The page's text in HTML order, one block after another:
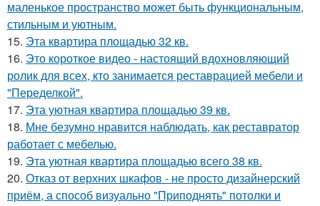
маленькое пространство может быть функциональным,
стильным и уютным.
15. Эта квартира площадью 32 кв.
16. Это короткое видео - настоящий вдохновляющий
ролик для всех, кто занимается реставрацией мебели и
"Переделкой".
17. Эта уютная квартира площадью 39 кв.
18. Мне безумно нравится наблюдать, как реставратор
работает с мебелью.
19. Эта уютная квартира площадью всего 38 кв.
20. Отказ от верхних шкафов - не просто дизайнерский
приём, а способ визуально "Приподнять" потолки и